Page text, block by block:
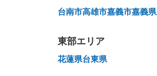
台南市高雄市嘉義市嘉義県
東部エリア
花蓮県台東県